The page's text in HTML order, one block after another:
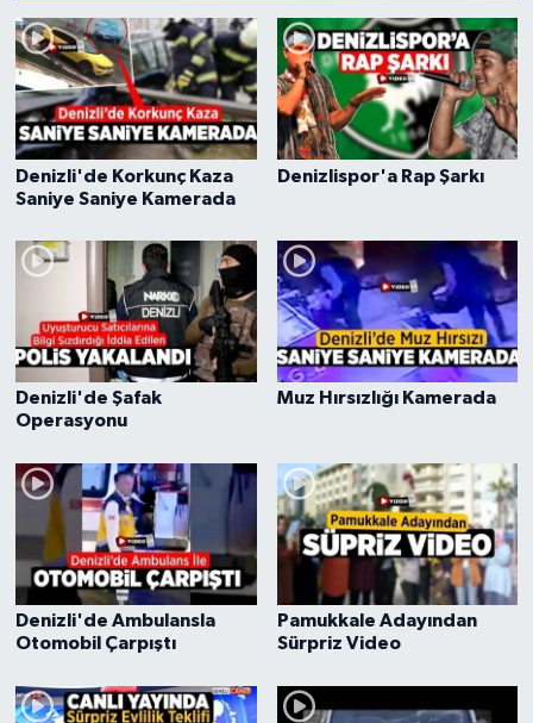
Denizli'de Korkunç Kaza
Saniye Saniye Kamerada
Denizlispor'a Rap Şarkı
Denizli'de Şafak
Operasyonu
Muz Hırsızlığı Kamerada
Denizli'de Ambulansla
Otomobil Çarpıştı
Pamukkale Adayından
Sürpriz Video